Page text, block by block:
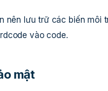
nên lưu trữ các biến môi
vào code.
mật